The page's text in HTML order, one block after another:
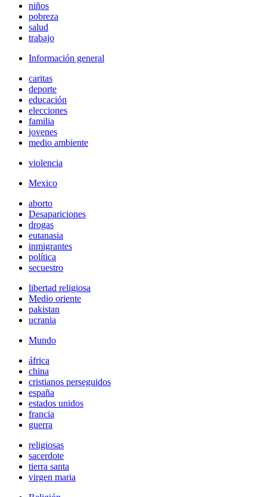
niños
pobreza
salud
trabajo
Información general
caritas
deporte
educación
elecciones
familia
jovenes
medio ambiente
violencia
Mexico
aborto
Desapariciones
drogas
eutanasia
inmigrantes
política
secuestro
libertad religiosa
Medio oriente
pakistan
ucrania
Mundo
áfrica
china
cristianos perseguidos
españa
estados unidos
francia
guerra
religiosas
sacerdote
tierra santa
virgen maria